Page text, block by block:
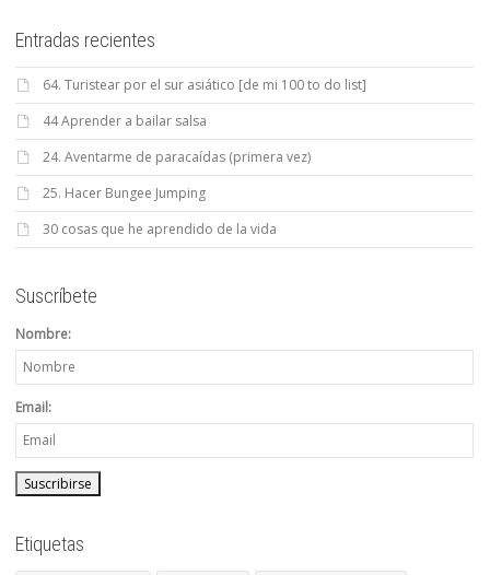
Entradas recientes
64. Turistear por el sur asiático [de mi 100 to do list]
44 Aprender a bailar salsa
24. Aventarme de paracaídas (primera vez)
25. Hacer Bungee Jumping
30 cosas que he aprendido de la vida
Suscríbete
Nombre:
Email:
Etiquetas